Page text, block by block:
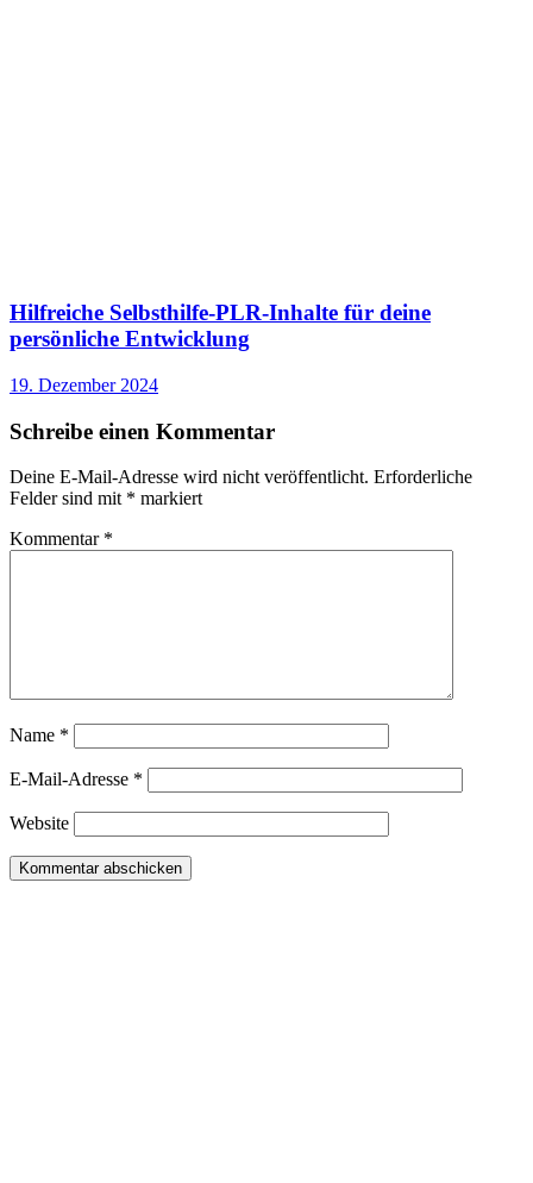
Hilfreiche Selbsthilfe-PLR-Inhalte für deine
persönliche Entwicklung
19. Dezember 2024
Schreibe einen Kommentar
Deine E-Mail-Adresse wird nicht veröffentlicht. Erforderliche
Felder sind mit * markiert
Kommentar *
Name *
E-Mail-Adresse *
Website